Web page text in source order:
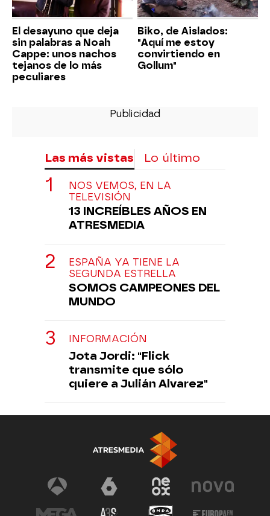
El desayuno que deja
sin palabras a Noah
Cappe: unos nachos
tejanos de lo más
peculiares
Biko, de Aislados:
"Aquí me estoy
convirtiendo en
Gollum"
Las más vistas Lo último
NOS VEMOS, EN LA
TELEVISIÓN
13 INCREÍBLES AÑOS EN
ATRESMEDIA
ESPAÑA YA TIENE LA
SEGUNDA ESTRELLA
SOMOS CAMPEONES DEL
MUNDO
INFORMACIÓN
Jota Jordi: "Flick
transmite que sólo
quiere a Julián Alvarez"